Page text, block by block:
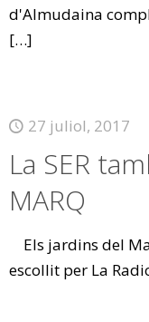
d'Almudaina
[…]
27 juliol, 2017
La SER
MARQ
Els jardins del
escollit per La